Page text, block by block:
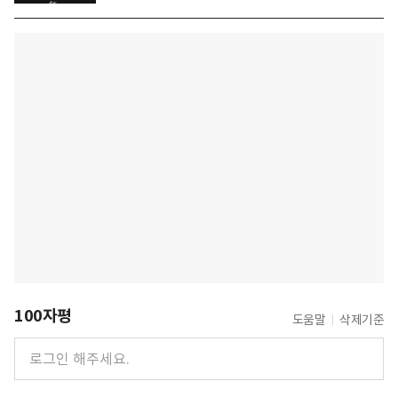
100자평 도움말 삭제기준